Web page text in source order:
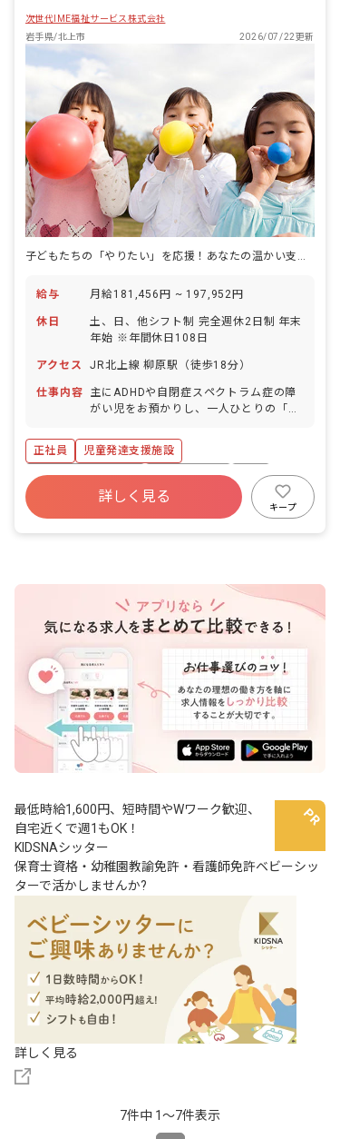
次世代IME福祉サービス株式会社
岩手県/北上市
2026/07/22更新
子どもたちの「やりたい」を応援！あなたの温かい支援が、未来を創ります。
給与 月給181,456円 ~ 197,952円
休日
土、日、他シフト制 完全週休2日制 年末
年始 ※年間休日108日
アクセス JR北上線 柳原駅（徒歩18分）
仕事内容
主にADHDや自閉症スペクトラム症の障
がい児をお預かりし、一人ひとりの「や
欲を大切にした支援を提供します。 ・独
自の研修プログラムを導入しており、支
援方法を一から習得できる環境です。 ・
7,000点以上の障がい児療育用最新支援
ツールを導入しており、お子様たちの成
りがいを感じていただけるお仕事です。
正社員
児童発達支援施設
ボーナス・賞与あり
社会保険完備
有給
昇給昇進あり
車通勤可
詳しく見る
キープ
最低時給1,600円、短時間やWワーク歓迎、
自宅近くで週1もOK！
KIDSNAシッター
保育士資格・幼稚園教諭免許・看護師免許ベビーシッ
ターで活かしませんか?
詳しく見る
7件中 1〜7件表示